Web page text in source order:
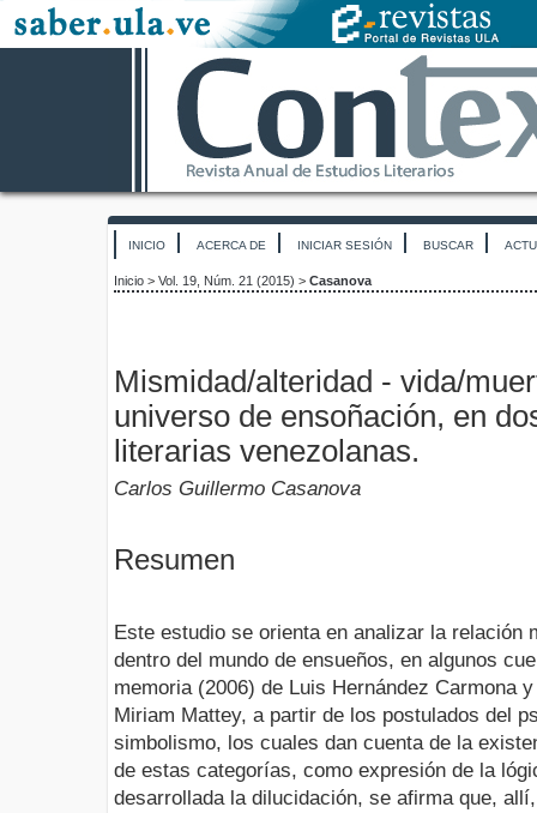
INICIO ACERCA DE INICIAR SESIÓN BUSCAR
Inicio > Vol. 19, Núm. 21 (2015) > Casanova
Mismidad/alteridad - vida/
universo de ensoñación, en
literarias venezolanas.
Carlos Guillermo Casanova
Resumen
Este estudio se orienta en analizar la relación
dentro del mundo de ensueños, en algunos
memoria (2006) de Luis Hernández Carmona
Miriam Mattey, a partir de los postulados del
simbolismo, los cuales dan cuenta de la
de estas categorías, como expresión de la
desarrollada la dilucidación, se afirma que,